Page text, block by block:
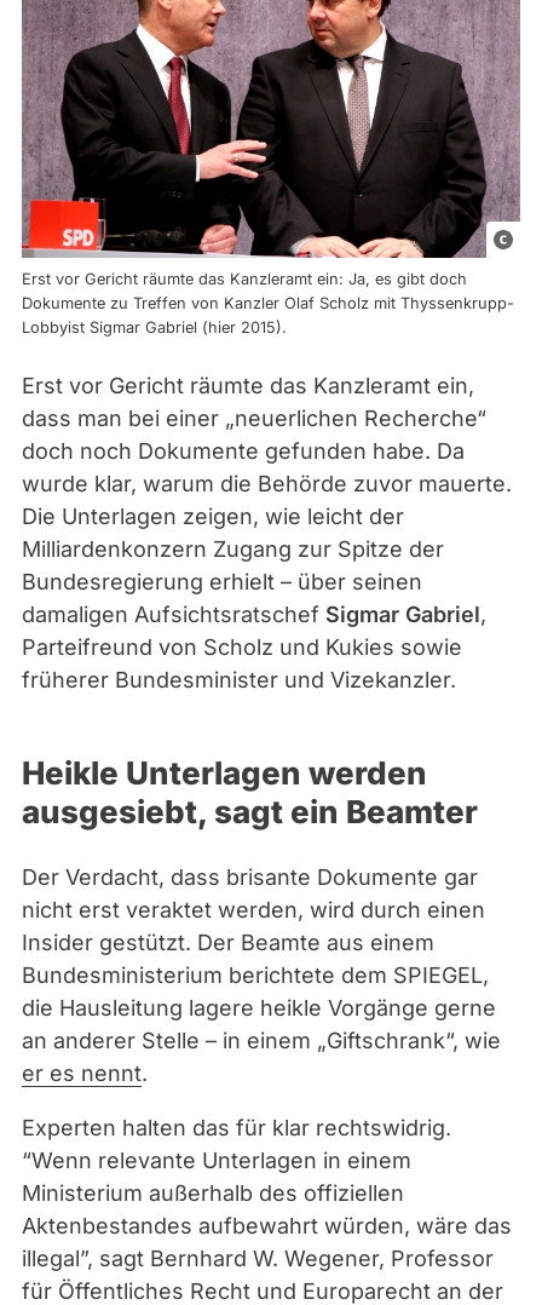
p
c
l
i
o
t
o
r
d
Erst vor Gericht räumte das Kanzleramt ein: Ja, es gibt doch
Dokumente zu Treffen von Kanzler Olaf Scholz mit Thyssenkrupp-
Lobbyist Sigmar Gabriel (hier 2015).
Erst vor Gericht räumte das Kanzleramt ein,
dass man bei einer „neuerlichen Recherche“
doch noch Dokumente gefunden habe. Da
wurde klar, warum die Behörde zuvor mauerte.
Die Unterlagen zeigen, wie leicht der
Milliardenkonzern Zugang zur Spitze der
Bundesregierung erhielt – über seinen
damaligen Aufsichtsratschef Sigmar Gabriel,
Parteifreund von Scholz und Kukies sowie
früherer Bundesminister und Vizekanzler.
Heikle Unterlagen werden
ausgesiebt, sagt ein Beamter
Der Verdacht, dass brisante Dokumente gar
nicht erst veraktet werden, wird durch einen
Insider gestützt. Der Beamte aus einem
Bundesministerium berichtete dem SPIEGEL,
die Hausleitung lagere heikle Vorgänge gerne
an anderer Stelle – in einem „Giftschrank“, wie
er es nennt.
Experten halten das für klar rechtswidrig.
“Wenn relevante Unterlagen in einem
Ministerium außerhalb des offiziellen
Aktenbestandes aufbewahrt würden, wäre das
illegal”, sagt Bernhard W. Wegener, Professor
für Öffentliches Recht und Europarecht an der